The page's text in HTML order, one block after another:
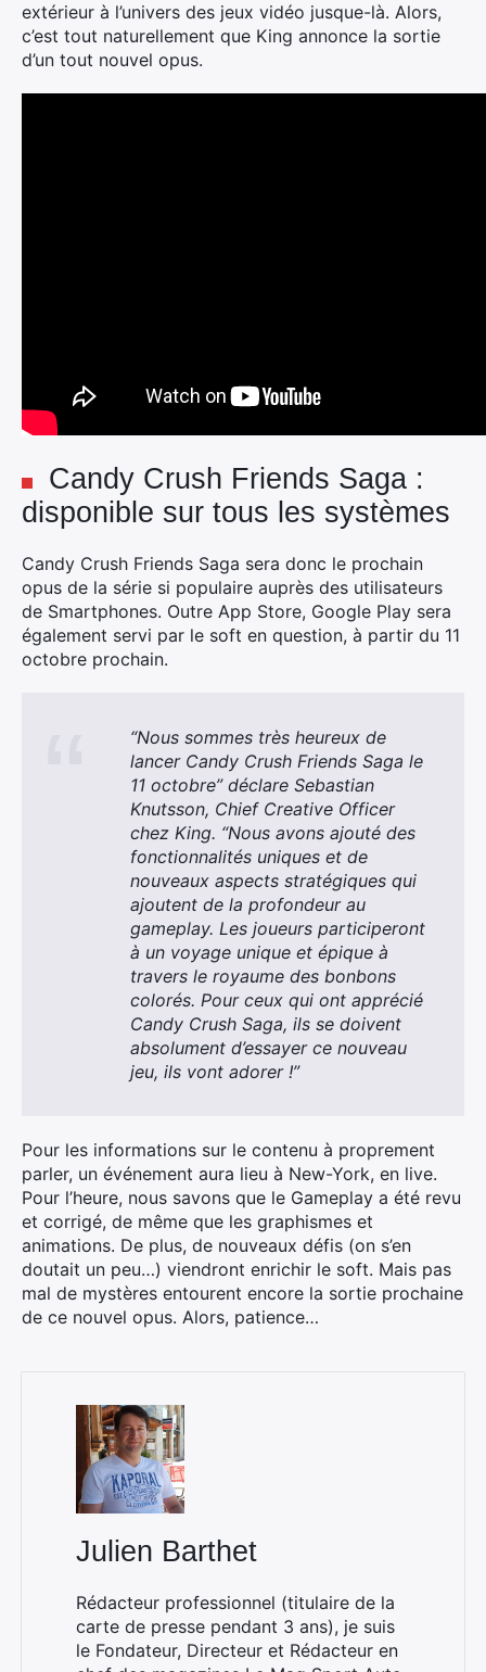
extérieur à l’univers des jeux vidéo jusque-là. Alors,
c’est tout naturellement que King annonce la sortie
d’un tout nouvel opus.
Candy Crush Friends Saga :
disponible sur tous les systèmes
Candy Crush Friends Saga sera donc le prochain
opus de la série si populaire auprès des utilisateurs
de Smartphones. Outre App Store, Google Play sera
également servi par le soft en question, à partir du 11
octobre prochain.
“Nous sommes très heureux de
lancer Candy Crush Friends Saga le
11 octobre” déclare Sebastian
Knutsson, Chief Creative Officer
chez King. “Nous avons ajouté des
fonctionnalités uniques et de
nouveaux aspects stratégiques qui
ajoutent de la profondeur au
gameplay. Les joueurs participeront
à un voyage unique et épique à
travers le royaume des bonbons
colorés. Pour ceux qui ont apprécié
Candy Crush Saga, ils se doivent
absolument d’essayer ce nouveau
jeu, ils vont adorer !”
Pour les informations sur le contenu à proprement
parler, un événement aura lieu à New-York, en live.
Pour l’heure, nous savons que le Gameplay a été revu
et corrigé, de même que les graphismes et
animations. De plus, de nouveaux défis (on s’en
doutait un peu…) viendront enrichir le soft. Mais pas
mal de mystères entourent encore la sortie prochaine
de ce nouvel opus. Alors, patience…
Julien Barthet
Rédacteur professionnel (titulaire de la
carte de presse pendant 3 ans), je suis
le Fondateur, Directeur et Rédacteur en